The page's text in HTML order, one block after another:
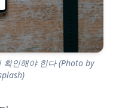
인해야 한다 (Photo by